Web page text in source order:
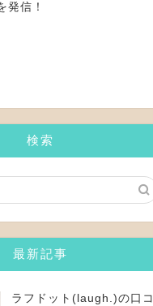
発信！
検索
最新記事
ラフドット(laugh.)の口コ